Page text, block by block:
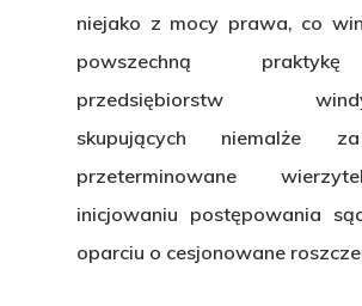
niejako z mocy prawa, co
powszechną
przedsiębiorstw
skupujących niemalże
przeterminowane
inicjowaniu postępowania
oparciu o cesjonowane
O